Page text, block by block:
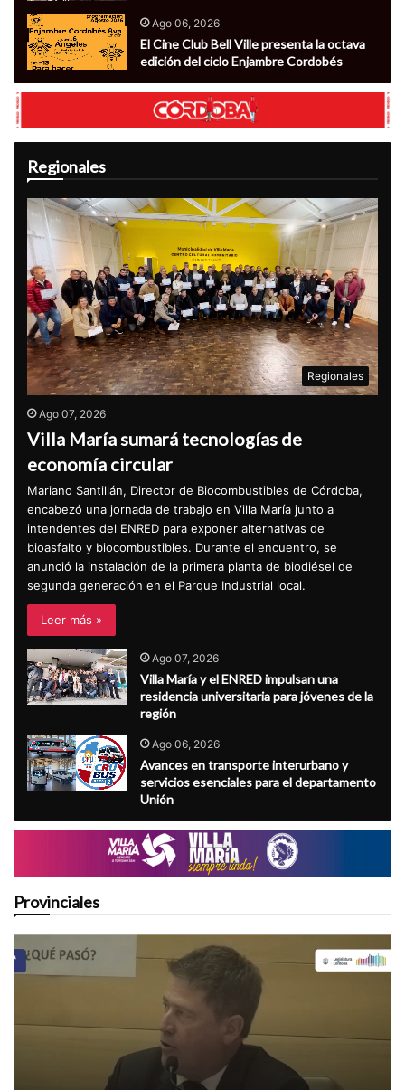
Ago 06, 2026
El Cine Club Bell Ville presenta la octava
edición del ciclo Enjambre Cordobés
Regionales
Regionales
Ago 07, 2026
Villa María sumará tecnologías de
economía circular
Mariano Santillán, Director de Biocombustibles de Córdoba,
encabezó una jornada de trabajo en Villa María junto a
intendentes del ENRED para exponer alternativas de
bioasfalto y biocombustibles. Durante el encuentro, se
anunció la instalación de la primera planta de biodiésel de
segunda generación en el Parque Industrial local.
Leer más »
Ago 07, 2026
Villa María y el ENRED impulsan una
residencia universitaria para jóvenes de la
región
Ago 06, 2026
Avances en transporte interurbano y
servicios esenciales para el departamento
Unión
Provinciales